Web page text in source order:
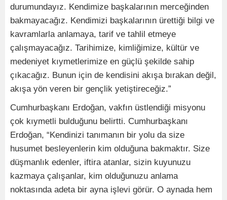
durumundayız. Kendimize başkalarının merceğinden
bakmayacağız. Kendimizi başkalarının ürettiği bilgi ve
kavramlarla anlamaya, tarif ve tahlil etmeye
çalışmayacağız. Tarihimize, kimliğimize, kültür ve
medeniyet kıymetlerimize en güçlü şekilde sahip
çıkacağız. Bunun için de kendisini akışa bırakan değil,
akışa yön veren bir gençlik yetiştireceğiz.”
Cumhurbaşkanı Erdoğan, vakfın üstlendiği misyonu
çok kıymetli bulduğunu belirtti. Cumhurbaşkanı
Erdoğan, “Kendinizi tanımanın bir yolu da size
husumet besleyenlerin kim olduğuna bakmaktır. Size
düşmanlık edenler, iftira atanlar, sizin kuyunuzu
kazmaya çalışanlar, kim olduğunuzu anlama
noktasında adeta bir ayna işlevi görür. O aynada hem